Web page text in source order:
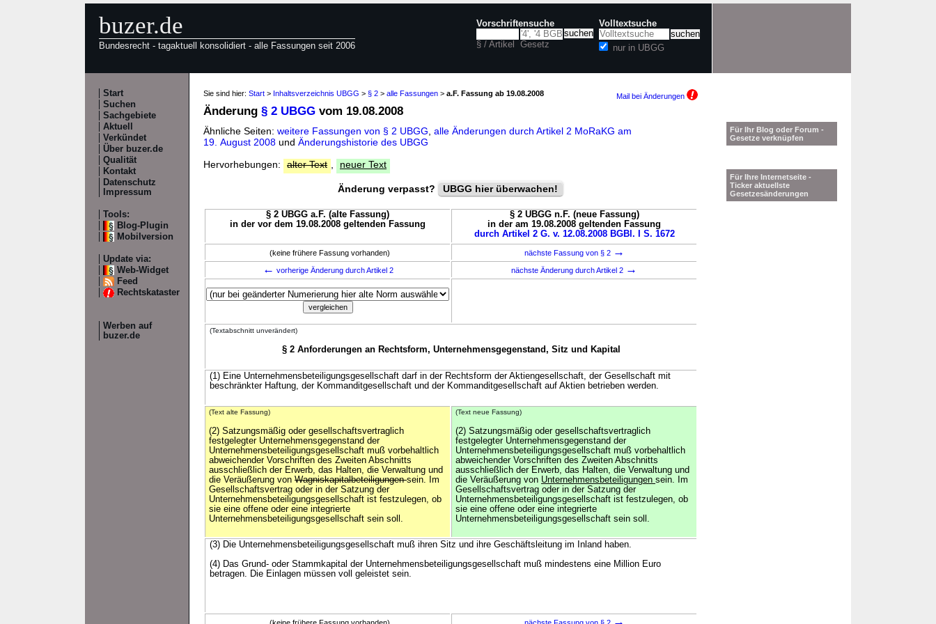
buzer.de
Bundesrecht - tagaktuell konsolidiert - alle Fassungen seit 2006
Vorschriftensuche
§ / Artikel Gesetz
Volltextsuche
nur in UBGG
Start
Suchen
Sachgebiete
Aktuell
Verkündet
Über buzer.de
Qualität
Kontakt
Datenschutz
Impressum
Tools:
Blog-Plugin
Mobilversion
Update via:
Web-Widget
Feed
Rechtskataster
Werben auf
buzer.de
Sie sind hier: Start > Inhaltsverzeichnis UBGG > § 2 > alle Fassungen > a.F. Fassung ab 19.08.2008 Mail bei Änderungen
Änderung § 2 UBGG vom 19.08.2008
Ähnliche Seiten: weitere Fassungen von § 2 UBGG alle Änderungen durch Artikel 2 MoRaKG am
19. August 2008 und Änderungshistorie des UBGG
Hervorhebungen:
alter Text neuer Text
Änderung verpasst? UBGG hier überwachen!
§ 2 UBGG a.F. (alte Fassung)
in der vor dem 19.08.2008 geltenden Fassung
§ 2 UBGG n.F. (neue Fassung)
in der am 19.08.2008 geltenden Fassung
durch Artikel 2 G. v. 12.08.2008 BGBl. I S. 1672
(keine frühere Fassung vorhanden) nächste Fassung von § 2 →
← vorherige Änderung durch Artikel 2 nächste Änderung durch Artikel 2 →
(Textabschnitt unverändert)
§ 2 Anforderungen an Rechtsform, Unternehmensgegenstand, Sitz und Kapital
(1) Eine Unternehmensbeteiligungsgesellschaft darf in der Rechtsform der Aktiengesellschaft, der Gesellschaft mit
beschränkter Haftung, der Kommanditgesellschaft und der Kommanditgesellschaft auf Aktien betrieben werden.
(Text alte Fassung)
(2) Satzungsmäßig oder gesellschaftsvertraglich
festgelegter Unternehmensgegenstand der
Unternehmensbeteiligungsgesellschaft muß vorbehaltlich
abweichender Vorschriften des Zweiten Abschnitts
ausschließlich der Erwerb, das Halten, die Verwaltung und
die Veräußerung von Wagniskapitalbeteiligungensein. Im
Gesellschaftsvertrag oder in der Satzung der
Unternehmensbeteiligungsgesellschaft ist festzulegen, ob
sie eine offene oder eine integrierte
Unternehmensbeteiligungsgesellschaft sein soll.
(Text neue Fassung)
(2) Satzungsmäßig oder gesellschaftsvertraglich
festgelegter Unternehmensgegenstand der
Unternehmensbeteiligungsgesellschaft muß vorbehaltlich
abweichender Vorschriften des Zweiten Abschnitts
ausschließlich der Erwerb, das Halten, die Verwaltung und
die Veräußerung von Unternehmensbeteiligungen sein. Im
Gesellschaftsvertrag oder in der Satzung der
Unternehmensbeteiligungsgesellschaft ist festzulegen, ob
sie eine offene oder eine integrierte
Unternehmensbeteiligungsgesellschaft sein soll.
(3) Die Unternehmensbeteiligungsgesellschaft muß ihren Sitz und ihre Geschäftsleitung im Inland haben.
(4) Das Grund- oder Stammkapital der Unternehmensbeteiligungsgesellschaft muß mindestens eine Million Euro
betragen. Die Einlagen müssen voll geleistet sein.
Für Ihr Blog oder Forum -
Gesetze verknüpfen
Für Ihre Internetseite -
Ticker aktuellste
Gesetzesänderungen